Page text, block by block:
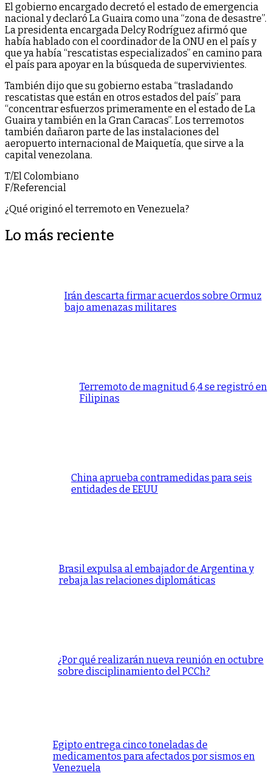
El gobierno encargado decretó el estado de emergencia
nacional y declaró La Guaira como una “zona de desastre”.
La presidenta encargada Delcy Rodríguez afirmó que
había hablado con el coordinador de la ONU en el país y
que ya había “rescatistas especializados” en camino para
el país para apoyar en la búsqueda de supervivientes.
También dijo que su gobierno estaba “trasladando
rescatistas que están en otros estados del país” para
“concentrar esfuerzos primeramente en el estado de La
Guaira y también en la Gran Caracas”. Los terremotos
también dañaron parte de las instalaciones del
aeropuerto internacional de Maiquetía, que sirve a la
capital venezolana.
T/El Colombiano
F/Referencial
¿Qué originó el terremoto en Venezuela?
Lo más reciente
Irán descarta firmar acuerdos sobre Ormuz
bajo amenazas militares
Terremoto de magnitud 6,4 se registró en
Filipinas
China aprueba contramedidas para seis
entidades de EEUU
Brasil expulsa al embajador de Argentina y
rebaja las relaciones diplomáticas
¿Por qué realizarán nueva reunión en octubre
sobre disciplinamiento del PCCh?
Egipto entrega cinco toneladas de
medicamentos para afectados por sismos en
Venezuela